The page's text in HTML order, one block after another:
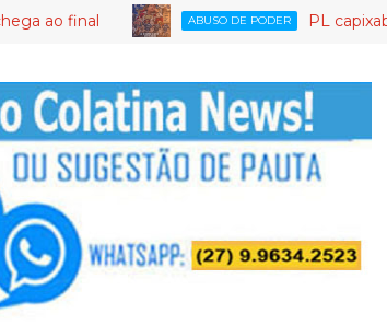
ABUSO DE PODER PL capixaba: o partido